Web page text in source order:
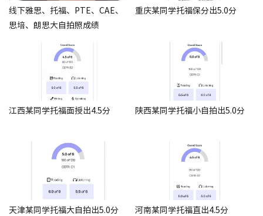
线下雅思、托福、PTE、CAE、
思培、朗思大自拍照成绩
重庆某同学托福保分出5.0分
江西某同学托福面授出4.5分 陕西某同学托福小自拍出5.0分
天津某同学托福大自拍出5.0分 河南某同学托福直出4.5分